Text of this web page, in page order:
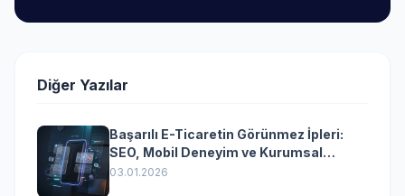
Diğer Yazılar
Başarılı E-Ticaretin Görünmez İpleri:
SEO, Mobil Deneyim ve Kurumsal
Yazılımın Kazandıran Senkronizasyonu
03.01.2026